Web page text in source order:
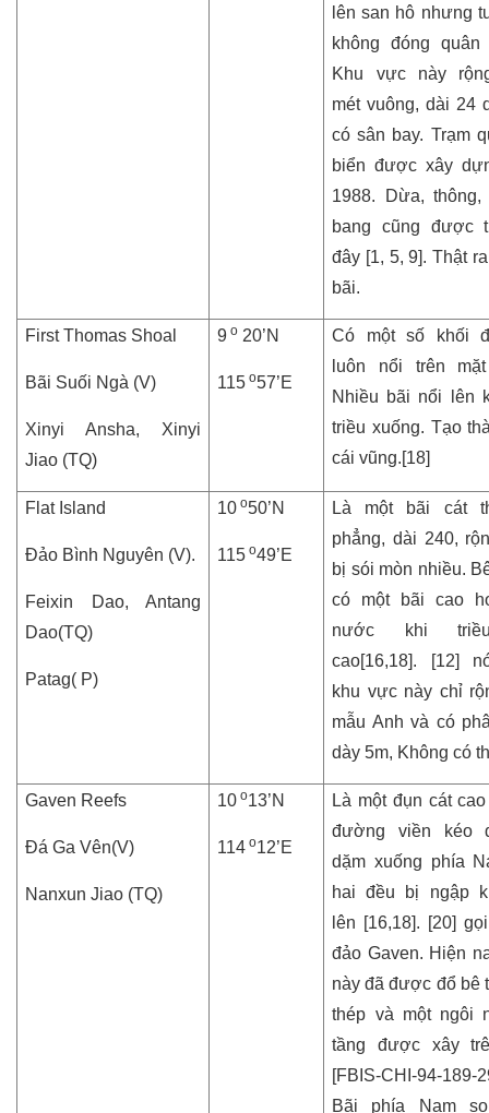
lên san hô nhưng
không đóng
Khu vực này
mét vuông, dài 24
có sân bay. Trạm
biển được xây
1988. Dừa,
bang cũng được
đây [1, 5, 9]. Thật
bãi.
First Thomas Shoal
Bãi Suối Ngà (V)
Xinyi Ansha, Xinyi
Jiao (TQ)
9 o 20’N
115 o57’E
Có một số khối
luôn nổi trên
Nhiều bãi nổi lên
triều xuống. Tạo
cái vũng.[18]
Flat Island
Đảo Bình Nguyên (V).
Feixin Dao, Antang
Dao(TQ)
Patag( P)
10 o50’N
115 o49’E
Là một bãi cát
phẳng, dài 240,
bị sói mòn nhiều.
có một bãi cao
nước khi
cao[16,18]. [12]
khu vực này chỉ
mẫu Anh và có
dày 5m, Không có
Gaven Reefs
Đá Ga Vên(V)
Nanxun Jiao (TQ)
10 o13’N
114 o12’E
Là một đụn cát
đường viền kéo
dặm xuống phía
hai đều bị ngập
lên [16,18]. [20]
đảo Gaven. Hiện
này đã được đổ bê
thép và một ngôi
tầng được xây
[FBIS-CHI-94-189-
Bãi phía Nam